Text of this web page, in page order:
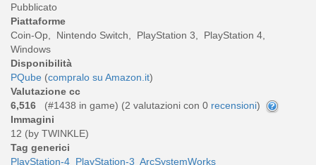
Pubblicato
Piattaforme
Coin-Op, Nintendo Switch, PlayStation 3, PlayStation 4,
Windows
Disponibilità
PQube (compralo su Amazon.it)
Valutazione cc
6,516
(#1438 in game) (2 valutazioni con 0 recensioni)
Immagini
12 (by TWINKLE)
Tag generici
PlayStation-4 PlayStation-3 ArcSystemWorks